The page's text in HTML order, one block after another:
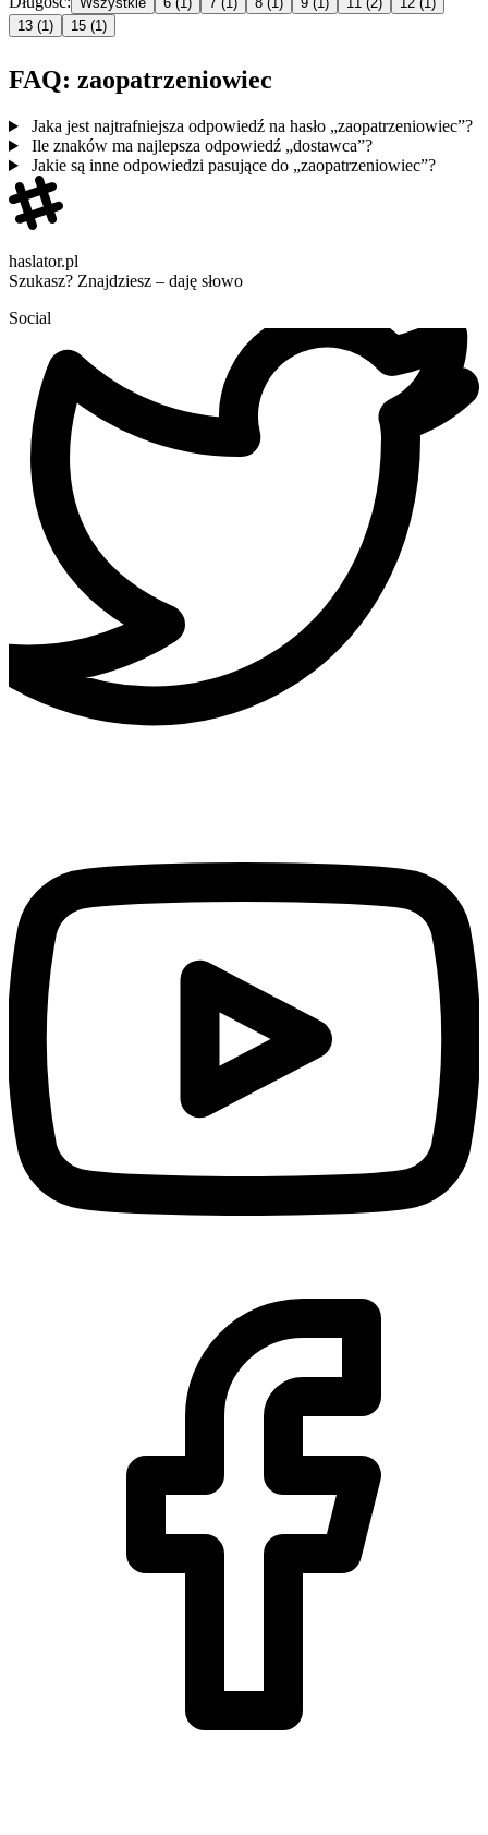
13 (1) 15 (1)
FAQ: zaopatrzeniowiec
Jaka jest najtrafniejsza odpowiedź na hasło „zaopatrzeniowiec”?
Ile znaków ma najlepsza odpowiedź „dostawca”?
Jakie są inne odpowiedzi pasujące do „zaopatrzeniowiec”?
haslator.pl
Szukasz? Znajdziesz – daję słowo
Social